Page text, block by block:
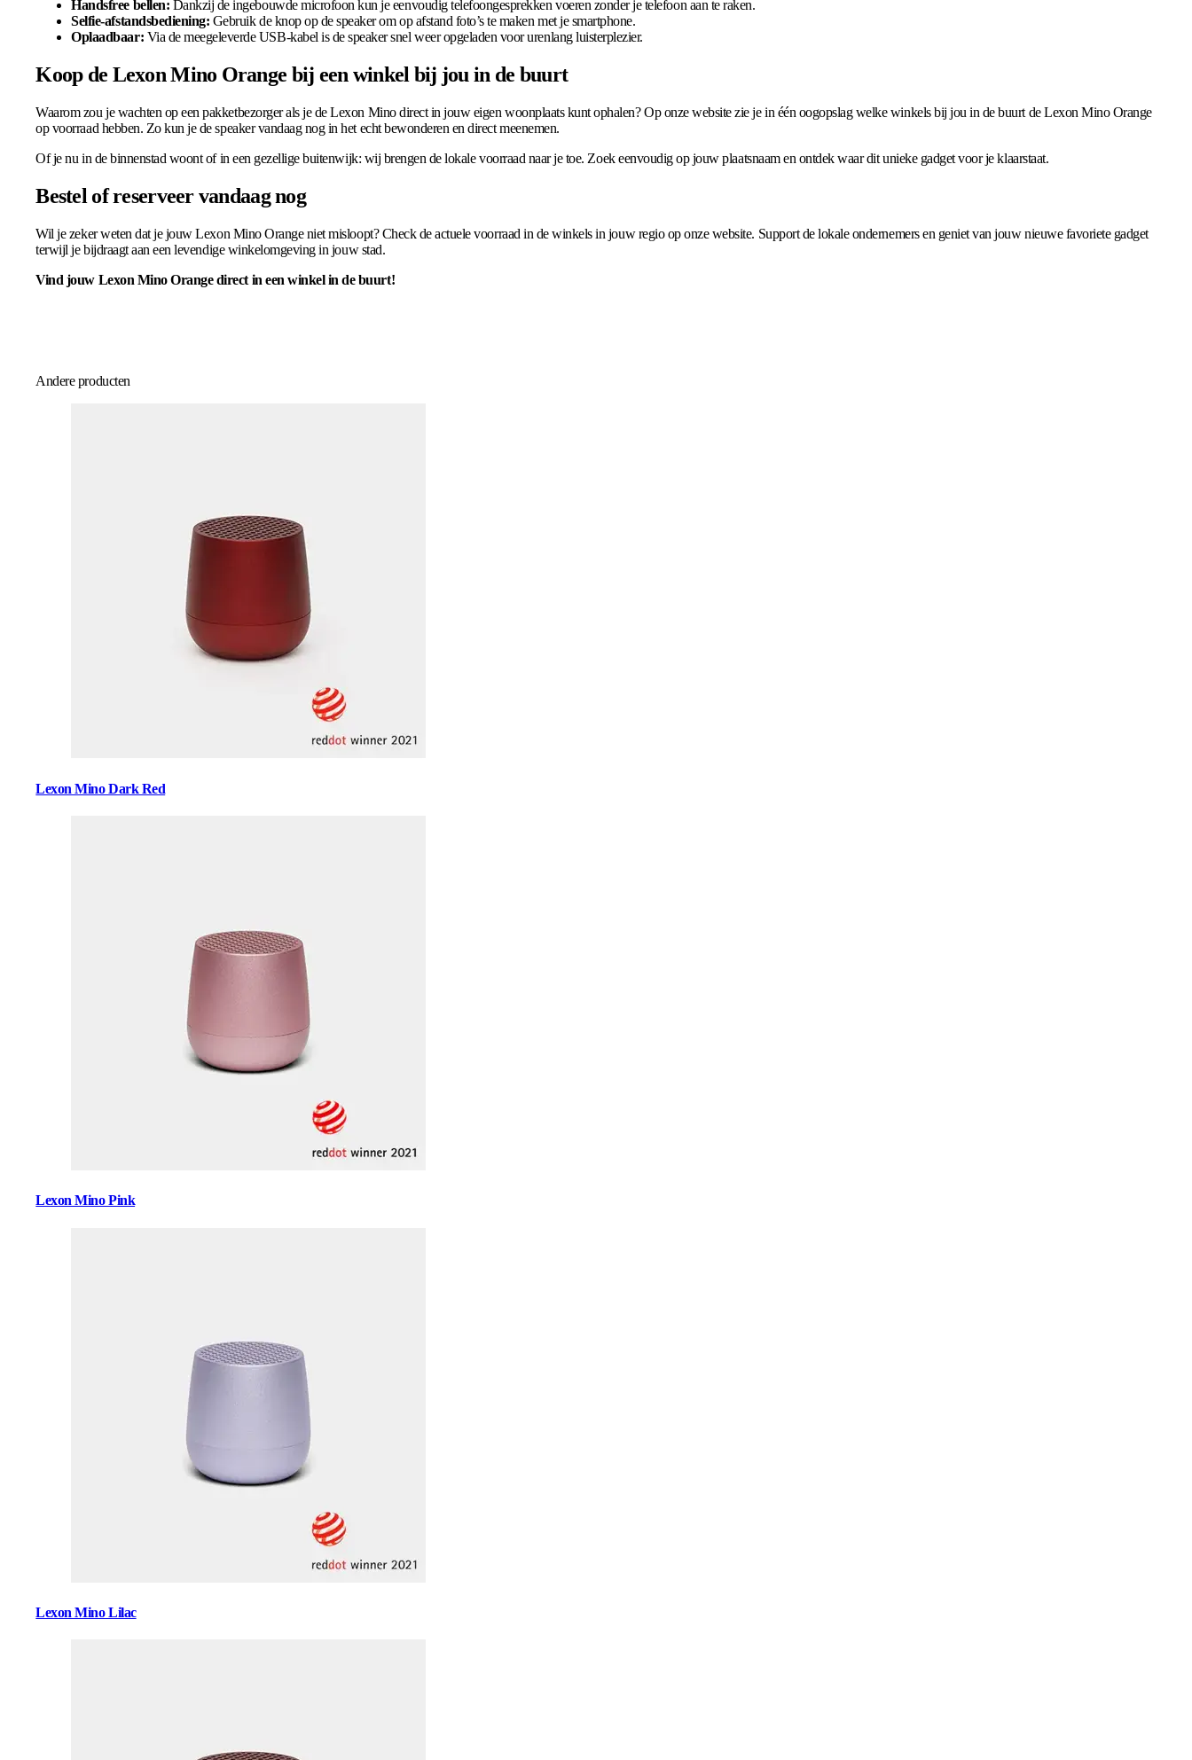
Handsfree bellen: Dankzij de ingebouwde microfoon kun je eenvoudig telefoongesprekken voeren zonder je telefoon aan te raken.
Selfie-afstandsbediening: Gebruik de knop op de speaker om op afstand foto’s te maken met je smartphone.
Oplaadbaar: Via de meegeleverde USB-kabel is de speaker snel weer opgeladen voor urenlang luisterplezier.
Koop de Lexon Mino Orange bij een winkel bij jou in de buurt
Waarom zou je wachten op een pakketbezorger als je de Lexon Mino direct in jouw eigen woonplaats kunt ophalen? Op onze website zie je in één oogopslag welke winkels bij jou in de buurt de Lexon Mino Orange
op voorraad hebben. Zo kun je de speaker vandaag nog in het echt bewonderen en direct meenemen.
Of je nu in de binnenstad woont of in een gezellige buitenwijk: wij brengen de lokale voorraad naar je toe. Zoek eenvoudig op jouw plaatsnaam en ontdek waar dit unieke gadget voor je klaarstaat.
Bestel of reserveer vandaag nog
Wil je zeker weten dat je jouw Lexon Mino Orange niet misloopt? Check de actuele voorraad in de winkels in jouw regio op onze website. Support de lokale ondernemers en geniet van jouw nieuwe favoriete gadget
terwijl je bijdraagt aan een levendige winkelomgeving in jouw stad.
Vind jouw Lexon Mino Orange direct in een winkel in de buurt!
Andere producten
Lexon Mino Dark Red
Lexon Mino Pink
Lexon Mino Lilac